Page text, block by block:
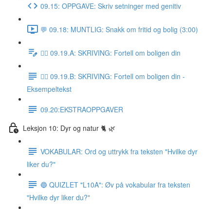
09.15: OPPGAVE: Skriv setninger med genitiv
💬 09.18: MUNTLIG: Snakk om fritid og bolig (3:00)
✍🏼 09.19.A: SKRIVING: Fortell om boligen din
✍🏼 09.19.B: SKRIVING: Fortell om boligen din -
Eksempeltekst
09.20:EKSTRAOPPGAVER
Leksjon 10: Dyr og natur 🐈 🌿
VOKABULAR: Ord og uttrykk fra teksten "Hvilke dyr
liker du?"
🔵 QUIZLET "L10A": Øv på vokabular fra teksten
"Hvilke dyr liker du?"